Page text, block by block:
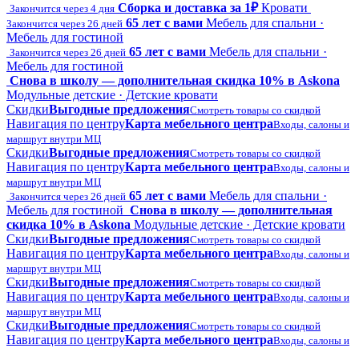
Закончится через 4 дня Сборка и доставка за 1₽ Кровати
Закончится через 26 дней 65 лет с вами Мебель для спальни ·
Мебель для гостиной
Закончится через 26 дней 65 лет с вами Мебель для спальни ·
Мебель для гостиной
Снова в школу — дополнительная скидка 10% в Askona
Модульные детские · Детские кровати
СкидкиВыгодные предложенияСмотреть товары со скидкой
Навигация по центруКарта мебельного центраВходы, салоны и
маршрут внутри МЦ
СкидкиВыгодные предложенияСмотреть товары со скидкой
Навигация по центруКарта мебельного центраВходы, салоны и
маршрут внутри МЦ
Закончится через 26 дней 65 лет с вами Мебель для спальни ·
Мебель для гостиной Снова в школу — дополнительная
скидка 10% в Askona Модульные детские · Детские кровати
СкидкиВыгодные предложенияСмотреть товары со скидкой
Навигация по центруКарта мебельного центраВходы, салоны и
маршрут внутри МЦ
СкидкиВыгодные предложенияСмотреть товары со скидкой
Навигация по центруКарта мебельного центраВходы, салоны и
маршрут внутри МЦ
СкидкиВыгодные предложенияСмотреть товары со скидкой
Навигация по центруКарта мебельного центраВходы, салоны и